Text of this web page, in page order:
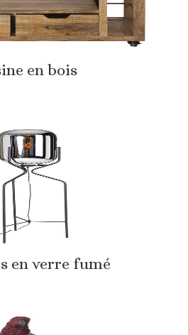
en bois
en verre fumé